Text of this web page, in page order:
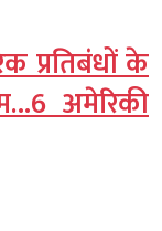
प्रतिबंधों के
अमेरिकी